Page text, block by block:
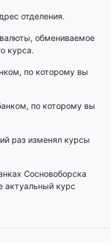
отделения.
обмениваемое
курса.
по которому вы
по которому вы
раз изменял курсы
Сосновоборска
актуальный курс